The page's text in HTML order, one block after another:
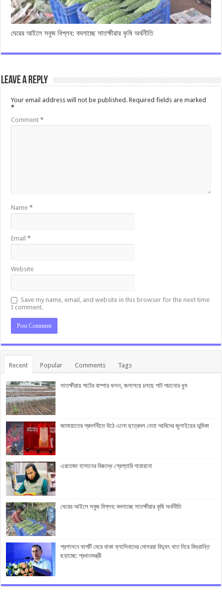
ঘেরের আইলে সবুজ বিপ্লব: বদলাচ্ছে সাতক্ষীরার কৃষি অর্থনীতি
Leave a Reply
Your email address will not be published. Required fields are marked
*
Comment*
Name*
Email*
Website
Save my name, email, and website in this browser for the next time
I comment.
Recent Popular Comments Tags
সাতক্ষীরায় পাটের বাম্পার ফলন, জলাশয়ে চলছে পাট পচানোর ধুম
জামায়াতের প্রদর্শনীতে উঠে এলো ছাত্রদল নেতা আবিদের জুলাইয়ের ভূমিকা
এরতেজা হাসানের বিরুদ্ধে গ্রেপ্তারি পরোয়ানা
ঘেরের আইলে সবুজ বিপ্লব: বদলাচ্ছে সাতক্ষীরার কৃষি অর্থনীতি
প্রশাসনে ঘাপটি মেরে থাকা ফ্যাসিবাদের দোসররা বিদ্যুৎ খাত নিয়ে বিভ্রান্তি
ছড়াচ্ছে: প্রধানমন্ত্রী